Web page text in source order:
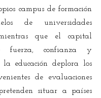
campus de formación
de universidades
que el capital
fuerza, confianza y
educación deplora los
de evaluaciones
situar a países